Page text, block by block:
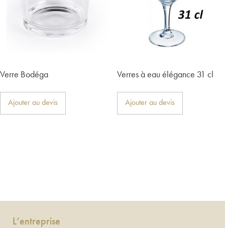
Verre Bodéga
Ajouter au devis
Verres à eau élégance 31 cl
Ajouter au devis
L’entreprise